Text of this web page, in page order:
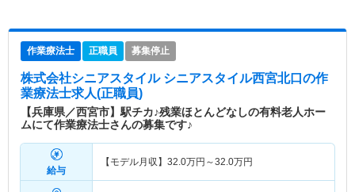
作業療法士 正職員 募集停止
株式会社シニアスタイル シニアスタイル西宮北口 の作
業療法士求人(正職員)
【兵庫県／西宮市】駅チカ♪残業ほとんどなしの有料老人ホー
ムにて作業療法士さんの募集です♪
給与
【モデル月収】 32.0万円～32.0万円